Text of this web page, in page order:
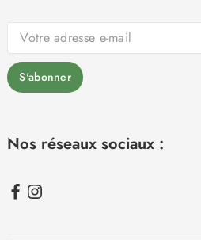
Nos réseaux sociaux :